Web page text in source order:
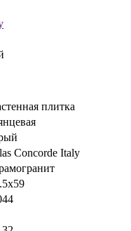
плитка
Concorde Italy